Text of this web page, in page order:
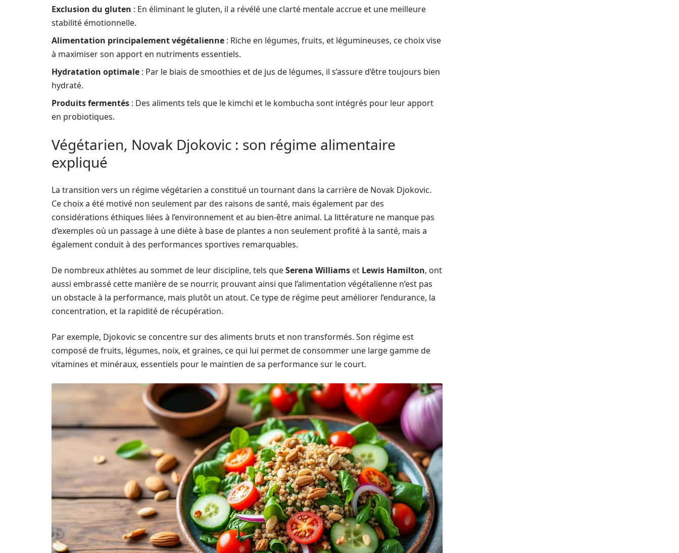
Exclusion du gluten : En éliminant le gluten, il a révélé une clarté mentale accrue et une meilleure
stabilité émotionnelle.
Alimentation principalement végétalienne : Riche en légumes, fruits, et légumineuses, ce choix vise
à maximiser son apport en nutriments essentiels.
Hydratation optimale : Par le biais de smoothies et de jus de légumes, il s’assure d’être toujours bien
hydraté.
Produits fermentés : Des aliments tels que le kimchi et le kombucha sont intégrés pour leur apport
en probiotiques.
Végétarien, Novak Djokovic : son régime alimentaire
expliqué
La transition vers un régime végétarien a constitué un tournant dans la carrière de Novak Djokovic.
Ce choix a été motivé non seulement par des raisons de santé, mais également par des
considérations éthiques liées à l’environnement et au bien-être animal. La littérature ne manque pas
d’exemples où un passage à une diète à base de plantes a non seulement profité à la santé, mais a
également conduit à des performances sportives remarquables.
De nombreux athlètes au sommet de leur discipline, tels queSerena Williams et Lewis Hamilton, ont
aussi embrassé cette manière de se nourrir, prouvant ainsi que l’alimentation végétalienne n’est pas
un obstacle à la performance, mais plutôt un atout. Ce type de régime peut améliorer l’endurance, la
concentration, et la rapidité de récupération.
Par exemple, Djokovic se concentre sur des aliments bruts et non transformés. Son régime est
composé de fruits, légumes, noix, et graines, ce qui lui permet de consommer une large gamme de
vitamines et minéraux, essentiels pour le maintien de sa performance sur le court.